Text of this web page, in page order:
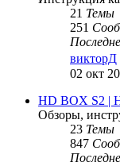
21 Темы
251
викторД
02 окт
HD BOX S2 |
Обзоры,
23 Темы
847